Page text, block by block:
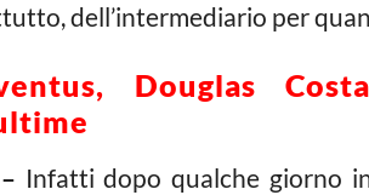
dell’intermediario per
Douglas
Infatti dopo qualche giorno